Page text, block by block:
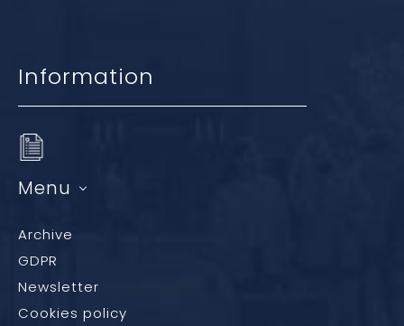
Information
Menu
Archive
GDPR
Newsletter
Cookies policy